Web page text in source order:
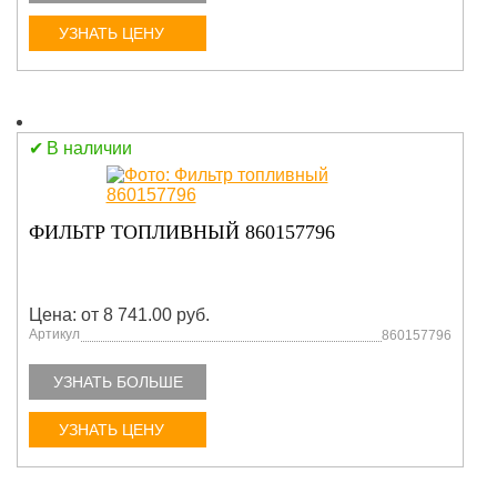
УЗНАТЬ ЦЕНУ
В наличии
ФИЛЬТР ТОПЛИВНЫЙ 860157796
Цена: от 8 741.00 руб.
Артикул 860157796
УЗНАТЬ БОЛЬШЕ
УЗНАТЬ ЦЕНУ